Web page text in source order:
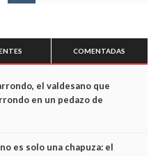
COMENTADAS
el valdesano que
en un pedazo de
no es solo una chapuza: el